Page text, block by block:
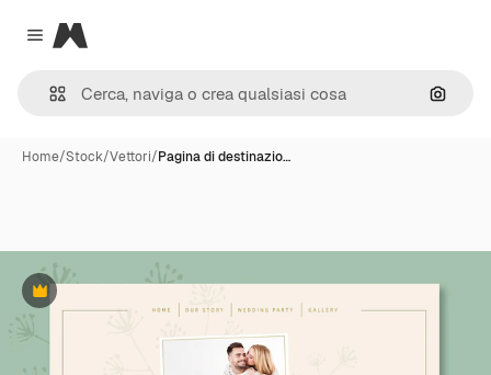
Close menu
Magnific
Cerca
Home/Stock/Vettori/Pagina di destinazio…
Premium